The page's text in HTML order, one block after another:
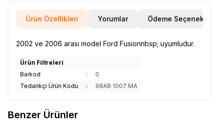
Ürün Özellikleri Yorumlar Ödeme Seçenekleri
2002 ve 2006 arası model Ford Fusionnbsp; uyumludur.
Ürün Filtreleri
Barkod
:
0
Tedarikçi Ürün Kodu
: 98AB 1007 MA
Benzer Ürünler